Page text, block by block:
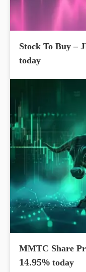
Stock To Buy –
today
MMTC Share
14.95% today